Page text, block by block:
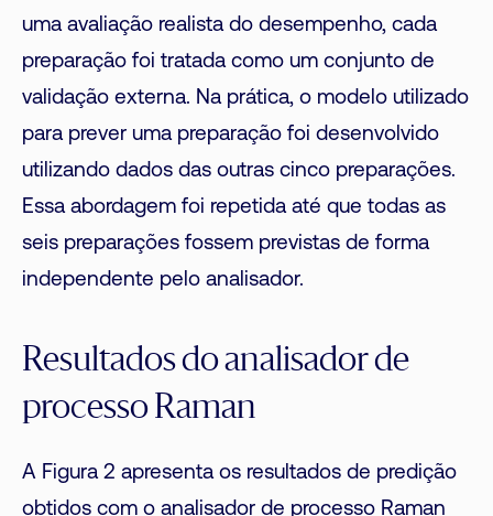
uma avaliação realista do desempenho, cada
preparação foi tratada como um conjunto de
validação externa. Na prática, o modelo utilizado
para prever uma preparação foi desenvolvido
utilizando dados das outras cinco preparações.
Essa abordagem foi repetida até que todas as
seis preparações fossem previstas de forma
independente pelo analisador.
Resultados do analisador de
processo Raman
A Figura 2 apresenta os resultados de predição
obtidos com o analisador de processo Raman